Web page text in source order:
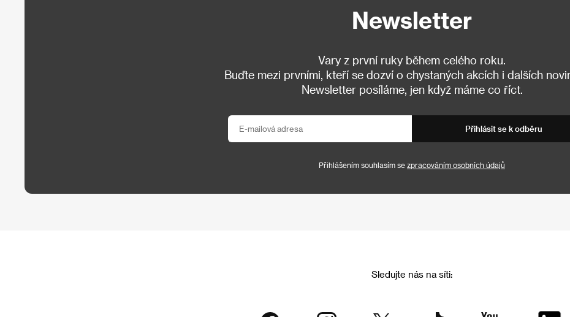
Newsletter
Vary z první ruky během celého roku.
Buďte mezi prvními, kteří se dozví o chystaných akcích i dalších
Newsletter posíláme, jen když máme co říct.
Přihlásit se k odběru
Přihlášením souhlasím se zpracováním osobních údajů
Sledujte nás na síti: